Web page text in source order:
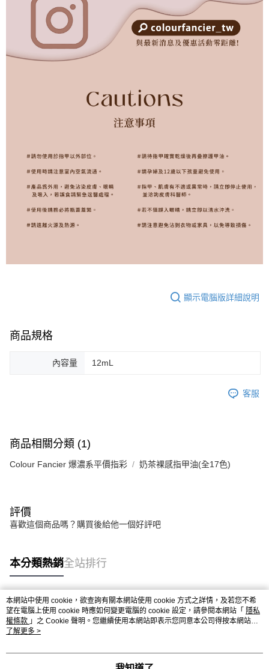
顯示電腦版詳細說明
商品規格
內容量 12mL
客服
商品相關分類 (1)
Colour Fancier 爆濃系平價指彩 奶茶裸感指甲油(全17色)
評價
喜歡這個商品嗎？購買後給他一個好評吧
本分類熱銷全站排行
熱門標籤
本網站中使用 cookie，欲查詢有關本網站使用 cookie 方式之詳情，及若您不希
望在電腦上使用 cookie 時應如何變更電腦的 cookie 設定，請參閱本網站「 隱私
權條款 」之 Cookie 聲明。您繼續使用本網站即表示您同意本公司得按本網站使
用條款之 Cookie 聲明使用 cookie。
了解更多 >